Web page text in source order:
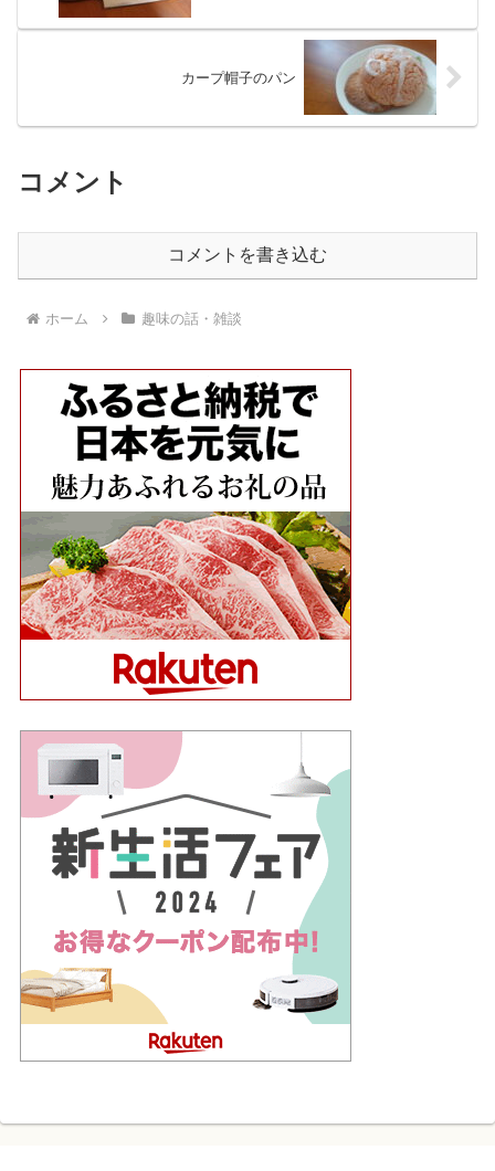
カープ帽子のパン
コメント
コメントを書き込む
ホーム 趣味の話・雑談